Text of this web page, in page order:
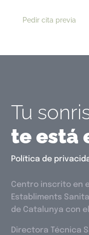
Pedir cita previa
Tu
te está
Política de
Centro inscrito en
Establiments
de Catalunya con
Directora Técnica